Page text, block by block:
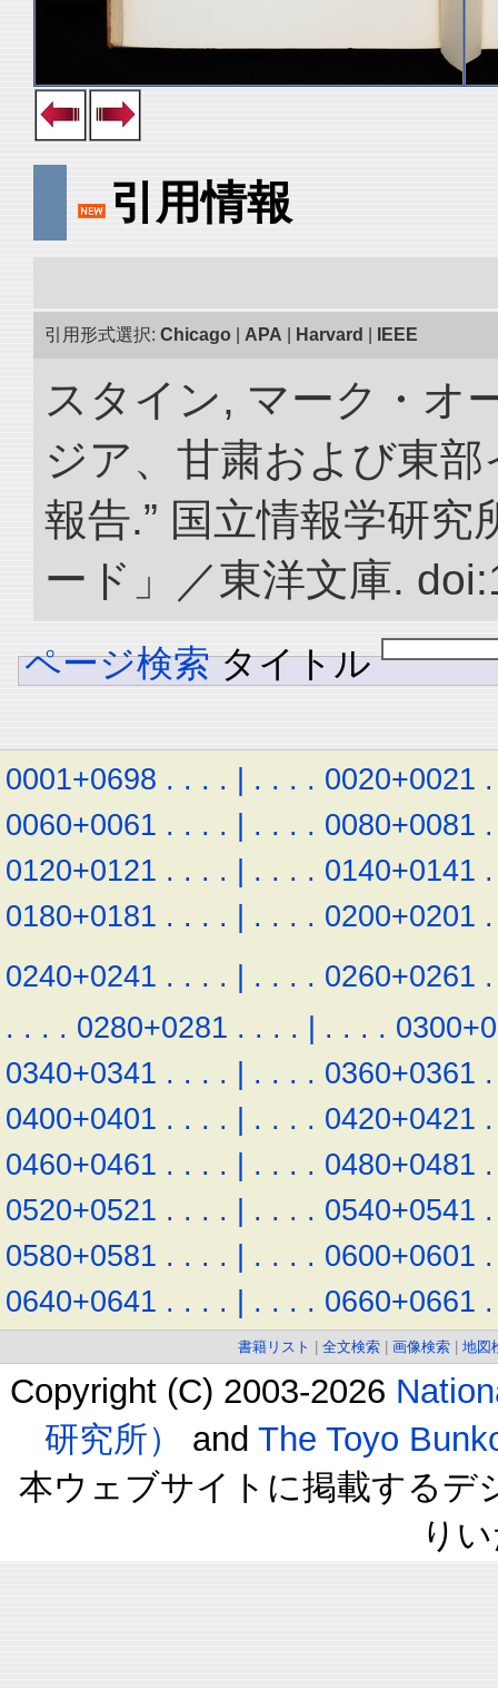
引用情報
引用形式選択: Chicago APA Harvard IEEE
スタイン, マーク・オ
ジア、甘粛および東
報告.” 国立情報学研
ード」／東洋文庫.
ページ検索 タイトル
0001+0698 . . . . | . . . . 0020+0021 .
0060+0061 . . . . | . . . . 0080+0081 .
0120+0121 . . . . | . . . . 0140+0141 .
0180+0181 . . . . | . . . . 0200+0201 .
0240+0241 . . . . | . . . . 0260+0261 .
. . . . 0280+0281 . . . . | . . . .
0340+0341 . . . . | . . . . 0360+0361 .
0400+0401 . . . . | . . . . 0420+0421 .
0460+0461 . . . . | . . . . 0480+0481 .
0520+0521 . . . . | . . . . 0540+0541 .
0580+0581 . . . . | . . . . 0600+0601 .
0640+0641 . . . . | . . . . 0660+0661 .
書籍リスト 全文検索 画像検索 地図
Copyright (C) 2003-2026
研究所）
and The Toyo
本ウェブサイトに掲載するデ
り